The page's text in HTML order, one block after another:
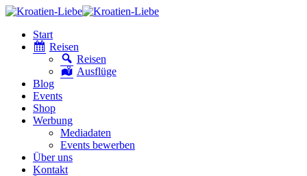
Start
Reisen
Reisen
Ausflüge
Blog
Events
Shop
Werbung
Mediadaten
Events bewerben
Über uns
Kontakt